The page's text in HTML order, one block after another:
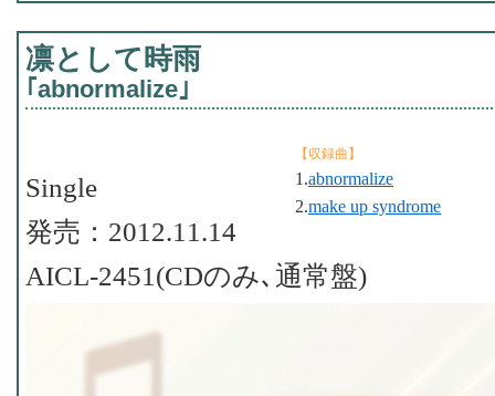
凛として時雨
｢abnormalize｣
【収録曲】
1.abnormalize
2.make up syndrome
Single
発売：2012.11.14
AICL-2451(CDのみ､通常盤)